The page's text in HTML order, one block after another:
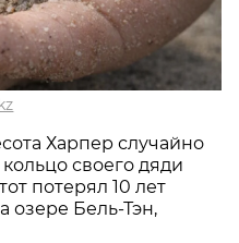
Харпер случайно
своего дяди
потерял 10 лет
озере Бель-Тэн,